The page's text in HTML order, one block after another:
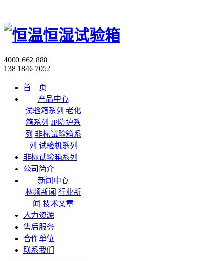
4000-662-888
138 1846 7052
首 页
产品中心
试验箱系列 老化
箱系列 IP防护系
列 非标试验箱系
列 试验机系列
非标试验箱系列
公司简介
新闻中心
林频新闻 行业新
闻 技术文章
人力资源
售后服务
合作单位
联系我们